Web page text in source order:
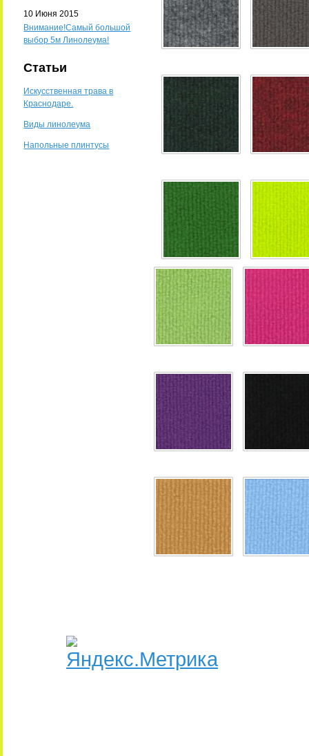
10 Июня 2015
Внимание!Самый большой
выбор 5м Линолеума!
Статьи
Искусственная трава в
Краснодаре.
Виды линолеума
Напольные плинтусы